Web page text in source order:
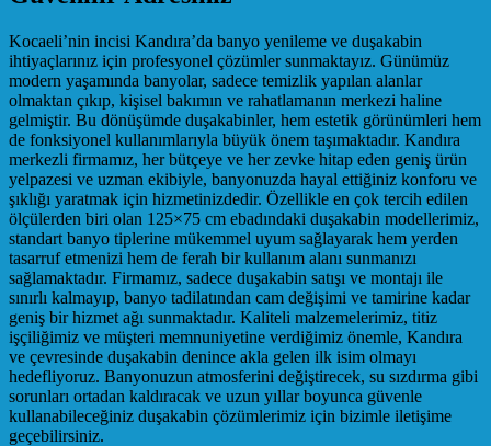
Kocaeli’nin incisi Kandıra’da banyo yenileme ve duşakabin
ihtiyaçlarınız için profesyonel çözümler sunmaktayız. Günümüz
modern yaşamında banyolar, sadece temizlik yapılan alanlar
olmaktan çıkıp, kişisel bakımın ve rahatlamanın merkezi haline
gelmiştir. Bu dönüşümde duşakabinler, hem estetik görünümleri hem
de fonksiyonel kullanımlarıyla büyük önem taşımaktadır. Kandıra
merkezli firmamız, her bütçeye ve her zevke hitap eden geniş ürün
yelpazesi ve uzman ekibiyle, banyonuzda hayal ettiğiniz konforu ve
şıklığı yaratmak için hizmetinizdedir. Özellikle en çok tercih edilen
ölçülerden biri olan 125×75 cm ebadındaki duşakabin modellerimiz,
standart banyo tiplerine mükemmel uyum sağlayarak hem yerden
tasarruf etmenizi hem de ferah bir kullanım alanı sunmanızı
sağlamaktadır. Firmamız, sadece duşakabin satışı ve montajı ile
sınırlı kalmayıp, banyo tadilatından cam değişimi ve tamirine kadar
geniş bir hizmet ağı sunmaktadır. Kaliteli malzemelerimiz, titiz
işçiliğimiz ve müşteri memnuniyetine verdiğimiz önemle, Kandıra
ve çevresinde duşakabin denince akla gelen ilk isim olmayı
hedefliyoruz. Banyonuzun atmosferini değiştirecek, su sızdırma gibi
sorunları ortadan kaldıracak ve uzun yıllar boyunca güvenle
kullanabileceğiniz duşakabin çözümlerimiz için bizimle iletişime
geçebilirsiniz.